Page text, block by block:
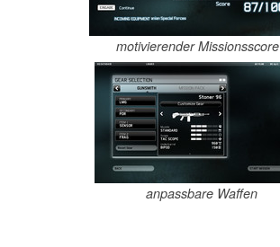
motivierender Missionsscore
anpassbare Waffen